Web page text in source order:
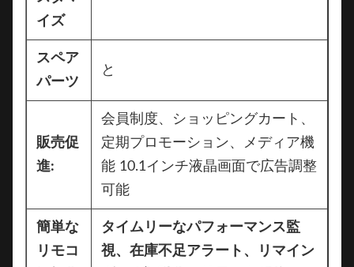
イズ
スペア
パーツ
と
販売促
進:
会員制度、ショッピングカート、
定期プロモーション、メディア機
能 10.1インチ液晶画面で広告調整
可能
簡単な
リモコ
タイムリーなパフォーマンス監
視、在庫不足アラート、リマイン